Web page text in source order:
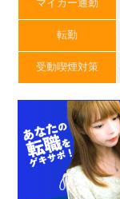
マイカー通勤
転勤
受動喫煙対策